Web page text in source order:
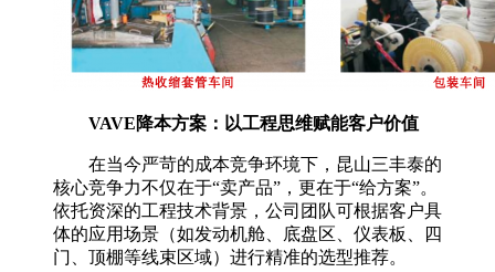
VAVE降本方案：以工程思维赋能客户价值
在当今严苛的成本竞争环境下，昆山三丰泰的
核心竞争力不仅在于“卖产品”，更在于“给方案”。
依托资深的工程技术背景，公司团队可根据客户具
体的应用场景（如发动机舱、底盘区、仪表板、四
门、顶棚等线束区域）进行精准的选型推荐。